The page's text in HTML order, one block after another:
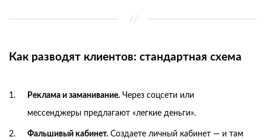
Как разводят клиентов: стандартная схема
Реклама и заманивание. Через соцсети или
мессенджеры предлагают «легкие деньги».
Фальшивый кабинет. Создаете личный кабинет — и там